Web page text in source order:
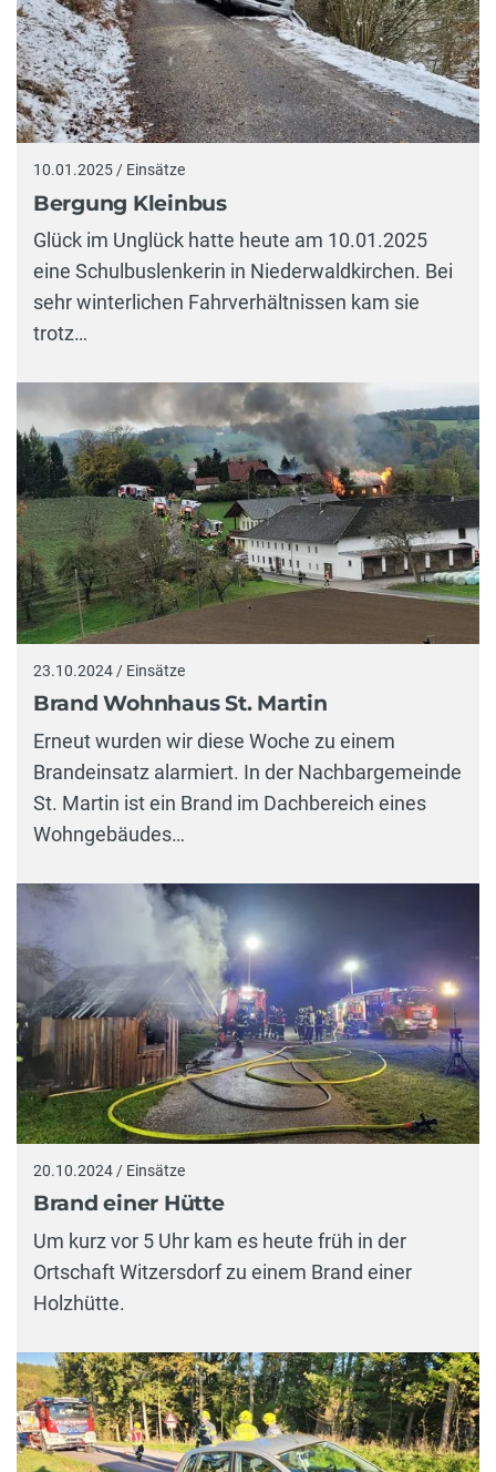
10.01.2025 / Einsätze
Bergung Kleinbus
Glück im Unglück hatte heute am 10.01.2025
eine Schulbuslenkerin in Niederwaldkirchen. Bei
sehr winterlichen Fahrverhältnissen kam sie
trotz…
23.10.2024 / Einsätze
Brand Wohnhaus St. Martin
Erneut wurden wir diese Woche zu einem
Brandeinsatz alarmiert. In der Nachbargemeinde
St. Martin ist ein Brand im Dachbereich eines
Wohngebäudes…
20.10.2024 / Einsätze
Brand einer Hütte
Um kurz vor 5 Uhr kam es heute früh in der
Ortschaft Witzersdorf zu einem Brand einer
Holzhütte.